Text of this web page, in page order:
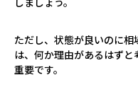
ただし、状態が良いのに
は、何か理由があるはず
重要です。